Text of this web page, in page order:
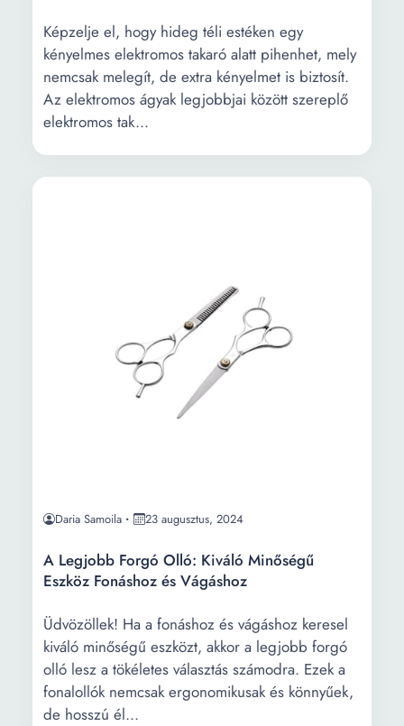
Képzelje el, hogy hideg téli estéken egy
kényelmes elektromos takaró alatt pihenhet, mely
nemcsak melegít, de extra kényelmet is biztosít.
Az elektromos ágyak legjobbjai között szereplő
elektromos tak...
Daria Samoila 23 augusztus, 2024
A Legjobb Forgó Olló: Kiváló Minőségű
Eszköz Fonáshoz és Vágáshoz
Üdvözöllek! Ha a fonáshoz és vágáshoz keresel
kiváló minőségű eszközt, akkor a legjobb forgó
olló lesz a tökéletes választás számodra. Ezek a
fonalollók nemcsak ergonomikusak és könnyűek,
de hosszú él...